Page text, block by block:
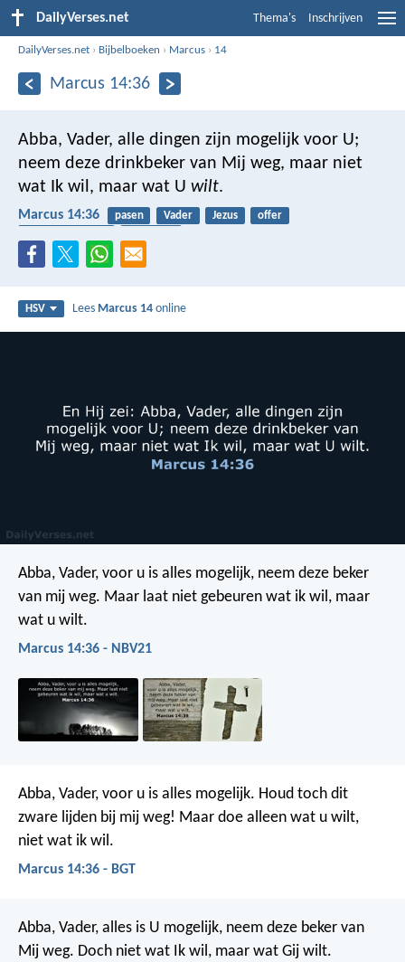
DailyVerses.net Thema's Inschrijven
DailyVerses.net › Bijbelboeken › Marcus › 14
Marcus 14:36
Abba, Vader, alle dingen zijn mogelijk voor U;
neem deze drinkbeker van Mij weg, maar niet
wat Ik wil, maar wat U wilt.
Marcus 14:36 pasen Vader Jezus
offer
HSV Lees Marcus 14 online
Abba, Vader, voor u is alles mogelijk, neem deze beker
van mij weg. Maar laat niet gebeuren wat ik wil, maar
wat u wilt.
Marcus 14:36 - NBV21
Abba, Vader, voor u is alles mogelijk. Houd toch dit
zware lijden bij mij weg! Maar doe alleen wat u wilt,
niet wat ik wil.
Marcus 14:36 - BGT
Abba, Vader, alles is U mogelijk, neem deze beker van
Mij weg. Doch niet wat Ik wil, maar wat Gij wilt.